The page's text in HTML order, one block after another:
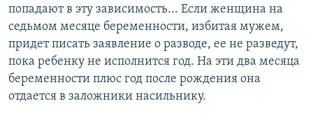
попадают в эту зависимость... Если женщина на
седьмом месяце беременности, избитая мужем,
придет писать заявление о разводе, ее не разведут,
пока ребенку не исполнится год. На эти два месяца
беременности плюс год после рождения она
отдается в заложники насильнику.